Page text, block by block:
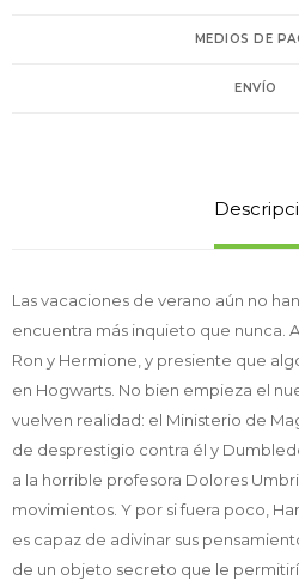
MEDIOS DE
ENVÍO
Las vacaciones de verano aún no
encuentra más inquieto que nunca.
Ron y Hermione, y presiente que
en Hogwarts. No bien empieza el
vuelven realidad: el Ministerio de
de desprestigio contra él y
a la horrible profesora Dolores
movimientos. Y por si fuera poco,
es capaz de adivinar sus
de un objeto secreto que le